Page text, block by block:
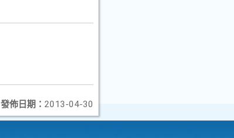
發佈日期： 2013-04-30